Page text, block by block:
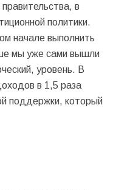
в
политики.
начале выполнить
мы уже сами вышли
уровень. В
в 1,5 раза
поддержки, который